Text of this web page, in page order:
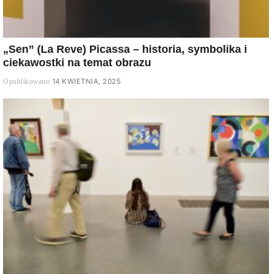
„Sen” (La Reve) Picassa – historia, symbolika i
ciekawostki na temat obrazu
14 KWIETNIA, 2025